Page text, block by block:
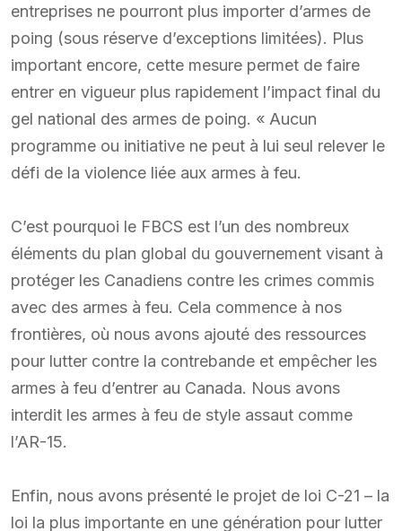
entreprises ne pourront plus importer d’armes de
poing (sous réserve d’exceptions limitées). Plus
important encore, cette mesure permet de faire
entrer en vigueur plus rapidement l’impact final du
gel national des armes de poing. « Aucun
programme ou initiative ne peut à lui seul relever le
défi de la violence liée aux armes à feu.
C’est pourquoi le FBCS est l’un des nombreux
éléments du plan global du gouvernement visant à
protéger les Canadiens contre les crimes commis
avec des armes à feu. Cela commence à nos
frontières, où nous avons ajouté des ressources
pour lutter contre la contrebande et empêcher les
armes à feu d’entrer au Canada. Nous avons
interdit les armes à feu de style assaut comme
l’AR-15.
Enfin, nous avons présenté le projet de loi C-21 – la
loi la plus importante en une génération pour lutter